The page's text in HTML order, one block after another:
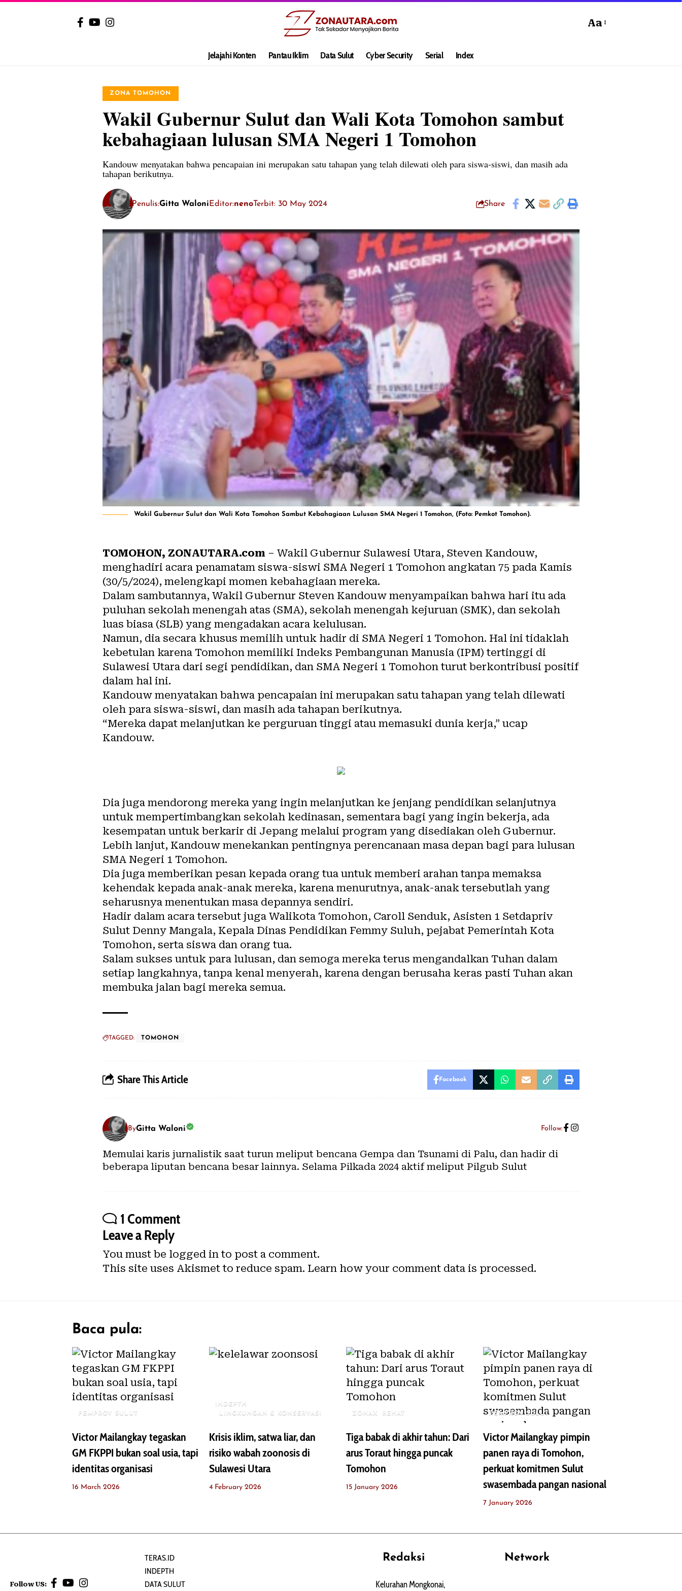
Aa
Jelajahi Konten Pantau Iklim Data Sulut Cyber Security Serial Index
ZONA TOMOHON
Wakil Gubernur Sulut dan Wali Kota Tomohon sambut
kebahagiaan lulusan SMA Negeri 1 Tomohon
Kandouw menyatakan bahwa pencapaian ini merupakan satu tahapan yang telah dilewati oleh para siswa-siswi, dan masih ada
tahapan berikutnya.
Penulis:Gitta Waloni Editor:neno Terbit: 30 May 2024 Share
Wakil Gubernur Sulut dan Wali Kota Tomohon Sambut Kebahagiaan Lulusan SMA Negeri 1 Tomohon, (Foto: Pemkot Tomohon).
TOMOHON, ZONAUTARA.com – Wakil Gubernur Sulawesi Utara, Steven Kandouw,
menghadiri acara penamatam siswa-siswi SMA Negeri 1 Tomohon angkatan 75 pada Kamis
(30/5/2024), melengkapi momen kebahagiaan mereka.
Dalam sambutannya, Wakil Gubernur Steven Kandouw menyampaikan bahwa hari itu ada
puluhan sekolah menengah atas (SMA), sekolah menengah kejuruan (SMK), dan sekolah
luas biasa (SLB) yang mengadakan acara kelulusan.
Namun, dia secara khusus memilih untuk hadir di SMA Negeri 1 Tomohon. Hal ini tidaklah
kebetulan karena Tomohon memiliki Indeks Pembangunan Manusia (IPM) tertinggi di
Sulawesi Utara dari segi pendidikan, dan SMA Negeri 1 Tomohon turut berkontribusi positif
dalam hal ini.
Kandouw menyatakan bahwa pencapaian ini merupakan satu tahapan yang telah dilewati
oleh para siswa-siswi, dan masih ada tahapan berikutnya.
“Mereka dapat melanjutkan ke perguruan tinggi atau memasuki dunia kerja,” ucap
Kandouw.
Dia juga mendorong mereka yang ingin melanjutkan ke jenjang pendidikan selanjutnya
untuk mempertimbangkan sekolah kedinasan, sementara bagi yang ingin bekerja, ada
kesempatan untuk berkarir di Jepang melalui program yang disediakan oleh Gubernur.
Lebih lanjut, Kandouw menekankan pentingnya perencanaan masa depan bagi para lulusan
SMA Negeri 1 Tomohon.
Dia juga memberikan pesan kepada orang tua untuk memberi arahan tanpa memaksa
kehendak kepada anak-anak mereka, karena menurutnya, anak-anak tersebutlah yang
seharusnya menentukan masa depannya sendiri.
Hadir dalam acara tersebut juga Walikota Tomohon, Caroll Senduk, Asisten 1 Setdapriv
Sulut Denny Mangala, Kepala Dinas Pendidikan Femmy Suluh, pejabat Pemerintah Kota
Tomohon, serta siswa dan orang tua.
Salam sukses untuk para lulusan, dan semoga mereka terus mengandalkan Tuhan dalam
setiap langkahnya, tanpa kenal menyerah, karena dengan berusaha keras pasti Tuhan akan
membuka jalan bagi mereka semua.
TAGGED: TOMOHON
Share This Article Facebook
ByGitta Waloni Follow:
Memulai karis jurnalistik saat turun meliput bencana Gempa dan Tsunami di Palu, dan hadir di
beberapa liputan bencana besar lainnya. Selama Pilkada 2024 aktif meliput Pilgub Sulut
1 Comment
Leave a Reply
You must be logged in to post a comment.
This site uses Akismet to reduce spam. Learn how your comment data is processed.
Baca pula:
PEMPROV SULUT
Victor Mailangkay tegaskan
GM FKPPI bukan soal usia, tapi
identitas organisasi
16 March 2026
INDEPTH
LINGKUNGAN & KONSERVASI
Krisis iklim, satwa liar, dan
risiko wabah zoonosis di
Sulawesi Utara
4 February 2026
ZONAX REHAT
Tiga babak di akhir tahun: Dari
arus Toraut hingga puncak
Tomohon
15 January 2026
PEMPROV SULUT
Victor Mailangkay pimpin
panen raya di Tomohon,
perkuat komitmen Sulut
swasembada pangan nasional
7 January 2026
Follow US:
TERAS.ID
INDEPTH
DATA SULUT
Redaksi
Kelurahan Mongkonai,
Network